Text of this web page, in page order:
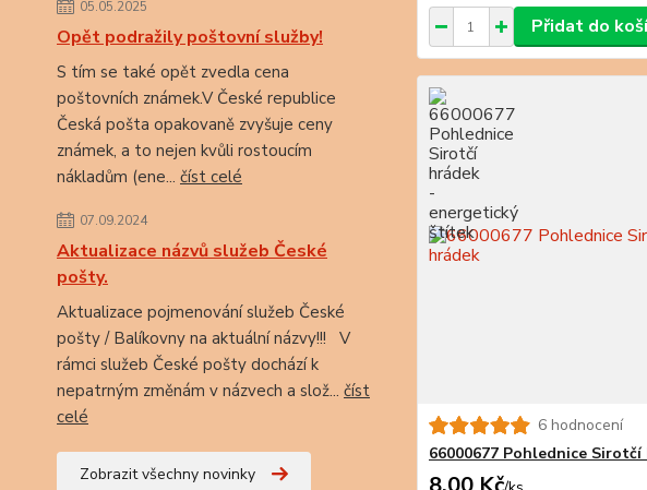
05.05.2025
Opět podražily poštovní služby!
S tím se také opět zvedla cena
poštovních známek.V České republice
Česká pošta opakovaně zvyšuje ceny
známek, a to nejen kvůli rostoucím
nákladům (ene... číst celé
07.09.2024
Aktualizace názvů služeb České
pošty.
Aktualizace pojmenování služeb České
pošty / Balíkovny na aktuální názvy!!! V
rámci služeb České pošty dochází k
nepatrným změnám v názvech a slož... číst
celé
Zobrazit všechny novinky
Přidat do
6 hodnocení
66000677 Pohlednice Sirotčí